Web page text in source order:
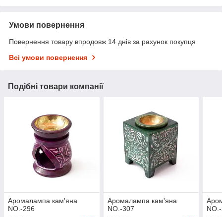
Умови повернення
Повернення товару впродовж 14 днів за рахунок покупця
Всі умови повернення
Подібні товари компанії
Аромалампа кам'яна
NO.-296
Аромалампа кам'яна
NO.-307